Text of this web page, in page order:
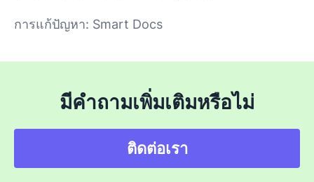
การแก้ปัญหา: Smart Docs
มีคำถามเพิ่มเติมหรือไม่
ติดต่อเรา